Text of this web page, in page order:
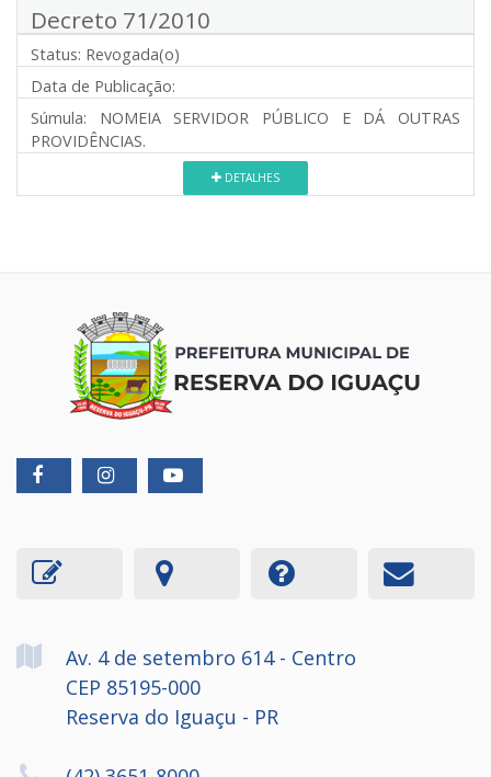
Decreto 71/2010
Status: Revogada(o)
Data de Publicação:
Súmula: NOMEIA SERVIDOR PÚBLICO E DÁ OUTRAS
PROVIDÊNCIAS.
DETALHES
Av. 4 de setembro 614 - Centro
CEP 85195-000
Reserva do Iguaçu - PR